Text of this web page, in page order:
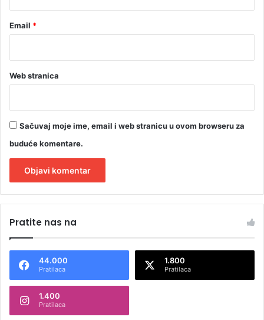
Email *
Web stranica
Sačuvaj moje ime, email i web stranicu u ovom browseru za
buduće komentare.
t
n
t
Pratite nas na
44.000
Pratilaca
1.800
Pratilaca
1.400
Pratilaca